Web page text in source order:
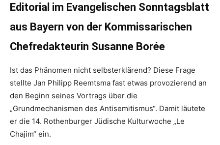
Editorial im Evangelischen Sonntagsblatt
aus Bayern von der Kommissarischen
Chefredakteurin Susanne Borée
Ist das Phänomen nicht selbsterklärend? Diese Frage
stellte Jan Philipp Reemtsma fast etwas provozierend an
den Beginn seines Vortrags über die
„Grundmechanismen des Antisemitismus“. Damit läutete
er die 14. Rothenburger Jüdische Kulturwoche „Le
Chajim“ ein.